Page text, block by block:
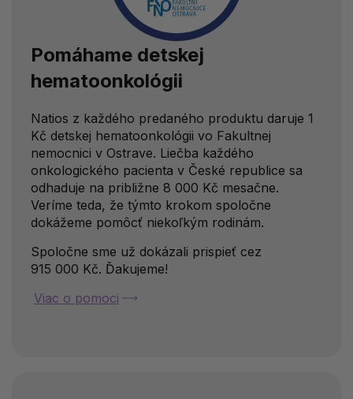
Pomáhame detskej
hematoonkológii
Natios z každého predaného produktu daruje 1
Kč detskej hematoonkológii vo Fakultnej
nemocnici v Ostrave. Liečba každého
onkologického pacienta v České republice sa
odhaduje na približne 8 000 Kč mesačne.
Veríme teda, že týmto krokom spoločne
dokážeme pomôcť niekoľkým rodinám.
Spoločne sme už dokázali prispieť cez
915 000 Kč. Ďakujeme!
Viac o pomoci